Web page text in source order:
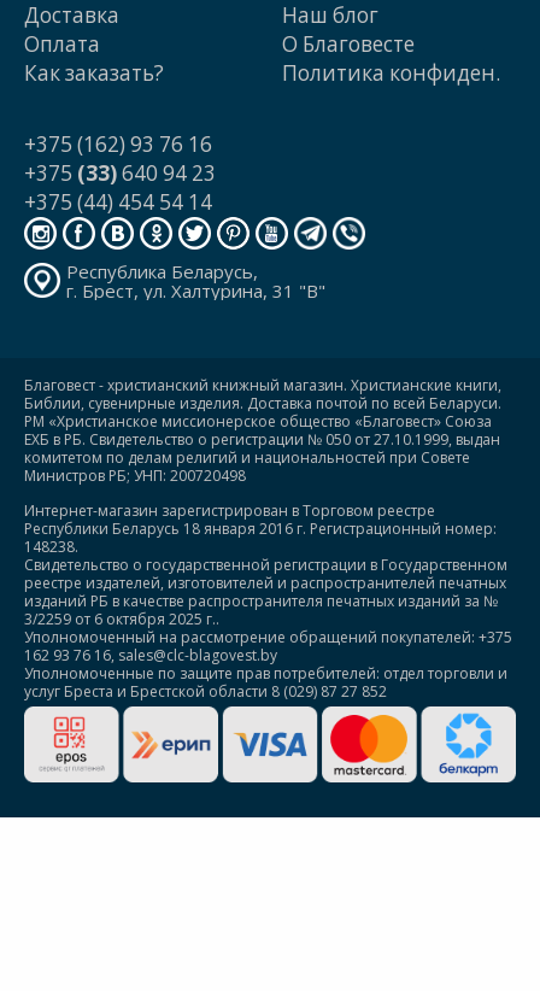
Доставка
Оплата
Как заказать?
Наш блог
О Благовесте
Политика конфиден.
+375 (162) 93 76 16
+375 (33)640 94 23
+375 (44) 454 54 14
Республика Беларусь,
г. Брест, ул. Халтурина, 31 "В"
Благовест - христианский книжный магазин. Христианские книги,
Библии, сувенирные изделия. Доставка почтой по всей Беларуси.
РМ «Христианское миссионерское общество «Благовест» Союза
ЕХБ в РБ. Свидетельство о регистрации № 050 от 27.10.1999, выдан
комитетом по делам религий и национальностей при Совете
Министров РБ; УНП: 200720498
Интернет-магазин зарегистрирован в Торговом реестре
Республики Беларусь 18 января 2016 г. Регистрационный номер:
148238.
Свидетельство о государственной регистрации в Государственном
реестре издателей, изготовителей и распространителей печатных
изданий РБ в качестве распространителя печатных изданий за №
3/2259 от 6 октября 2025 г..
Уполномоченный на рассмотрение обращений покупателей: +375
162 93 76 16, sales@clc-blagovest.by
Уполномоченные по защите прав потребителей: отдел торговли и
услуг Бреста и Брестской области 8 (029) 87 27 852